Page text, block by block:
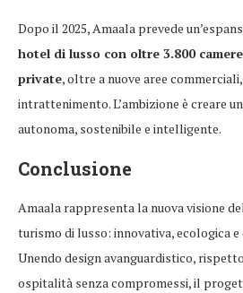
Dopo il 2025, Amaala prevede
hotel di lusso con oltre 3.800 camere
private, oltre a nuove aree
intrattenimento. L’ambizione è creare
autonoma, sostenibile e intelligente.
Conclusione
Amaala rappresenta la nuova visione
turismo di lusso: innovativa, ecologica
Unendo design avanguardistico,
ospitalità senza compromessi, il